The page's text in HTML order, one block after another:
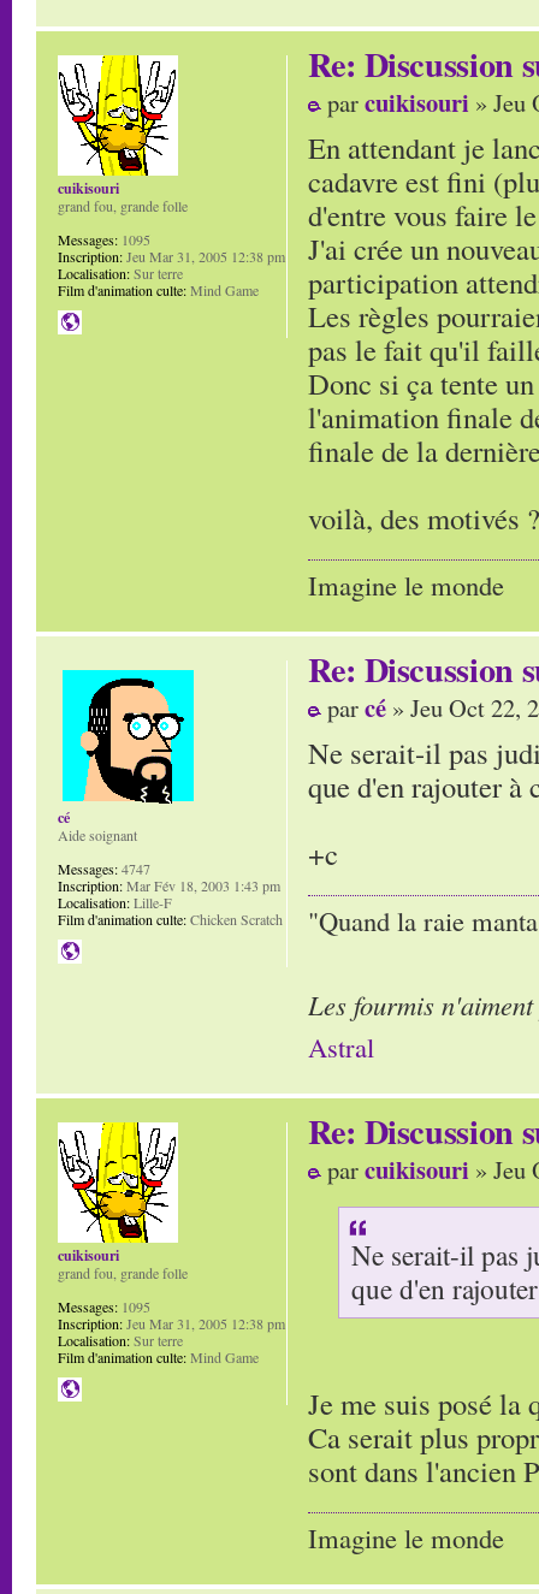
Re: Discussion
parcuikisouri » Jeu
En attendant je
cadavre est fini
d'entre vous faire
J'ai crée un
participation
Les règles
pas le fait qu'il
Donc si ça tente
l'animation finale
finale de la
voilà, des motivés ?
Imagine le monde
cuikisouri
grand fou, grande folle
Messages: 1095
Inscription:Jeu Mar 31, 2005 12:38 pm
Localisation:Sur terre
Film d'animation culte:Mind Game
Re: Discussion
parcé » Jeu Oct 22,
Ne serait-il pas
que d'en rajouter à
+c
"Quand la raie
Les fourmis
Astral
cé
Aide soignant
Messages:4747
Inscription:Mar Fév 18, 2003 1:43 pm
Localisation:Lille-F
Film d'animation culte:Chicken Scratch
Re: Discussion
parcuikisouri » Jeu
Ne serait-il pas
que d'en
Je me suis posé la
Ca serait plus
sont dans l'ancien
Imagine le monde
cuikisouri
grand fou, grande folle
Messages: 1095
Inscription:Jeu Mar 31, 2005 12:38 pm
Localisation:Sur terre
Film d'animation culte:Mind Game